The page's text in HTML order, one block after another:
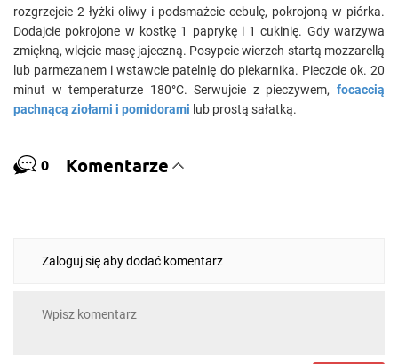
rozgrzejcie 2 łyżki oliwy i podsmażcie cebulę, pokrojoną w piórka.
Dodajcie pokrojone w kostkę 1 paprykę i 1 cukinię. Gdy warzywa
zmiękną, wlejcie masę jajeczną. Posypcie wierzch startą mozzarellą
lub parmezanem i wstawcie patelnię do piekarnika. Pieczcie ok. 20
minut w temperaturze 180°C. Serwujcie z pieczywem, focaccią
pachnącą ziołami i pomidorami lub prostą sałatką.
0 Komentarze
Zaloguj się aby dodać komentarz